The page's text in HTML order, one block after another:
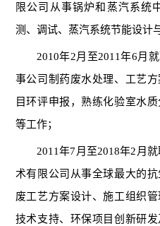
限公司从事锅炉和蒸汽系统
测、调试、蒸汽系统节能设计
2010年2月至2011年6月
事公司制药废水处理、工艺
目环评申报，熟练化验室水
等工作；
2011年7月至2018年2月
术有限公司从事全球最大的
废工艺方案设计、施工组织
技术支持、环保项目创新研